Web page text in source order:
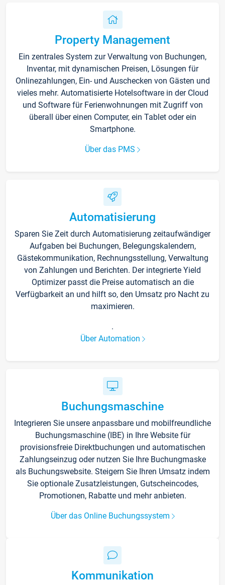
Property Management
Ein zentrales System zur Verwaltung von Buchungen,
Inventar, mit dynamischen Preisen, Lösungen für
Onlinezahlungen, Ein- und Auschecken von Gästen und
vieles mehr. Automatisierte Hotelsoftware in der Cloud
und Software für Ferienwohnungen mit Zugriff von
überall über einen Computer, ein Tablet oder ein
Smartphone.
Über das PMS
Automatisierung
Sparen Sie Zeit durch Automatisierung zeitaufwändiger
Aufgaben bei Buchungen, Belegungskalendern,
Gästekommunikation, Rechnungsstellung, Verwaltung
von Zahlungen und Berichten. Der integrierte Yield
Optimizer passt die Preise automatisch an die
Verfügbarkeit an und hilft so, den Umsatz pro Nacht zu
maximieren.
.
Über Automation
Buchungsmaschine
Integrieren Sie unsere anpassbare und mobilfreundliche
Buchungsmaschine (IBE) in Ihre Website für
provisionsfreie Direktbuchungen und automatischen
Zahlungseinzug oder nutzen Sie Ihre Buchungmaske
als Buchungswebsite. Steigern Sie Ihren Umsatz indem
Sie optionale Zusatzleistungen, Gutscheincodes,
Promotionen, Rabatte und mehr anbieten.
Über das Online Buchungssystem
Kommunikation